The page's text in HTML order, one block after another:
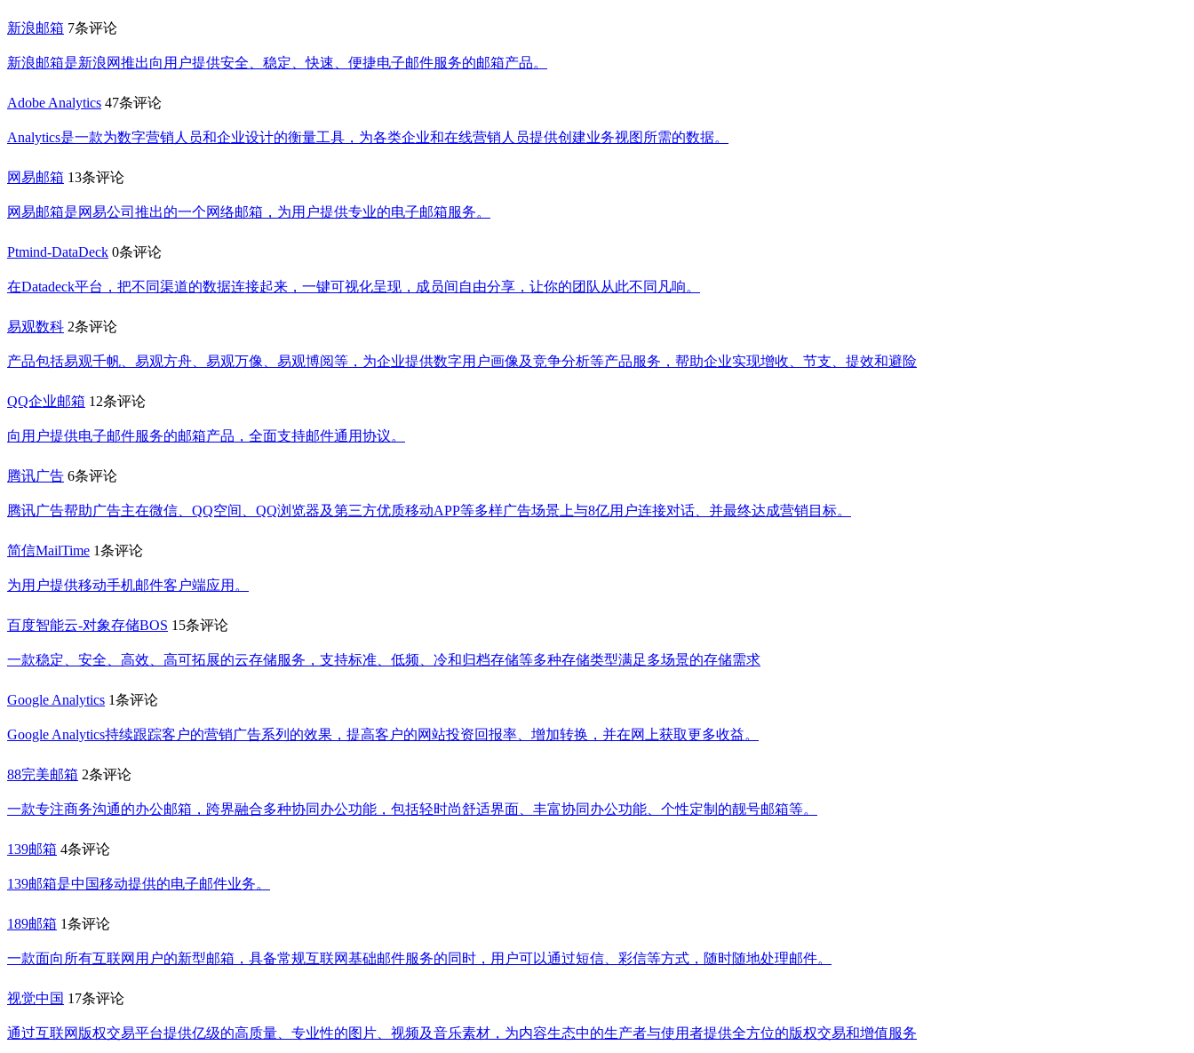
新浪邮箱 7条评论
新浪邮箱是新浪网推出向用户提供安全、稳定、快速、便捷电子邮件服务的邮箱产品。
Adobe Analytics 47条评论
Analytics是一款为数字营销人员和企业设计的衡量工具，为各类企业和在线营销人员提供创建业务视图所需的数据。
网易邮箱 13条评论
网易邮箱是网易公司推出的一个网络邮箱，为用户提供专业的电子邮箱服务。
Ptmind-DataDeck 0条评论
在Datadeck平台，把不同渠道的数据连接起来，一键可视化呈现，成员间自由分享，让你的团队从此不同凡响。
易观数科 2条评论
产品包括易观千帆、易观方舟、易观万像、易观博阅等，为企业提供数字用户画像及竞争分析等产品服务，帮助企业实现增收、节支、提效和避险
QQ企业邮箱 12条评论
向用户提供电子邮件服务的邮箱产品，全面支持邮件通用协议。
腾讯广告 6条评论
腾讯广告帮助广告主在微信、QQ空间、QQ浏览器及第三方优质移动APP等多样广告场景上与8亿用户连接对话、并最终达成营销目标。
简信MailTime 1条评论
为用户提供移动手机邮件客户端应用。
百度智能云-对象存储BOS 15条评论
一款稳定、安全、高效、高可拓展的云存储服务，支持标准、低频、冷和归档存储等多种存储类型满足多场景的存储需求
Google Analytics 1条评论
Google Analytics持续跟踪客户的营销广告系列的效果，提高客户的网站投资回报率、增加转换，并在网上获取更多收益。
88完美邮箱 2条评论
一款专注商务沟通的办公邮箱，跨界融合多种协同办公功能，包括轻时尚舒适界面、丰富协同办公功能、个性定制的靓号邮箱等。
139邮箱 4条评论
139邮箱是中国移动提供的电子邮件业务。
189邮箱 1条评论
一款面向所有互联网用户的新型邮箱，具备常规互联网基础邮件服务的同时，用户可以通过短信、彩信等方式，随时随地处理邮件。
视觉中国 17条评论
通过互联网版权交易平台提供亿级的高质量、专业性的图片、视频及音乐素材，为内容生态中的生产者与使用者提供全方位的版权交易和增值服务